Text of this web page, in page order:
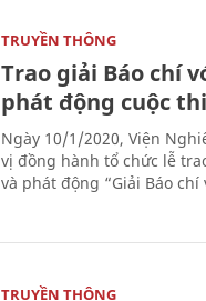
TRUYỀN THÔNG
Trao giải Báo chí
phát động cuộc
Ngày 10/1/2020, Viện
vị đồng hành tổ chức lễ
và phát động “Giải Báo
TRUYỀN THÔNG